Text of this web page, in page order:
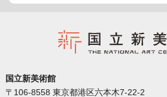
国立新美術館
〒106-8558 東京都港区六本木7-22-2